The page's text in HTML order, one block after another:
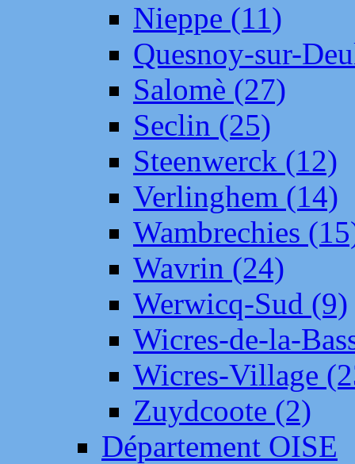
Nieppe (11)
Quesnoy-sur-
Salomè (27)
Seclin (25)
Steenwerck (12)
Verlinghem (14)
Wambrechies
Wavrin (24)
Werwicq-Sud (9)
Wicres-de-la-
Wicres-Village
Zuydcoote (2)
Département OISE